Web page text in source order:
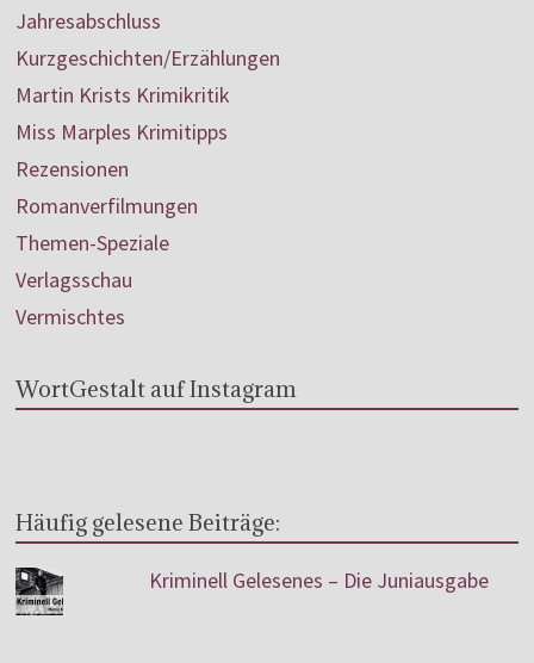
Jahresabschluss
Kurzgeschichten/Erzählungen
Martin Krists Krimikritik
Miss Marples Krimitipps
Rezensionen
Romanverfilmungen
Themen-Speziale
Verlagsschau
Vermischtes
WortGestalt auf Instagram
Häufig gelesene Beiträge:
Kriminell Gelesenes – Die Juniausgabe